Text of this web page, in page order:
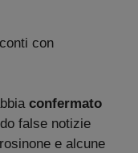
con
confermato
false notizie
e alcune